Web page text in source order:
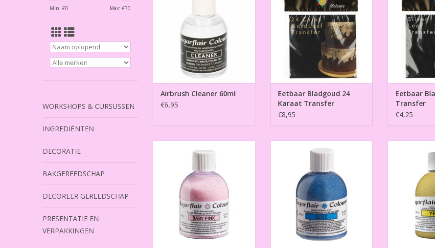
Min: €0 Max: €30
WORKSHOPS & CURSUSSEN
INGREDIËNTEN
DECORATIE
BAKGEREEDSCHAP
DECOREER GEREEDSCHAP
PRESENTATIE EN
VERPAKKINGEN
Airbrush Cleaner 60ml
€6,95
TOEVOEGEN AAN WINKELWAGEN
Eetbaar Bladgoud 24
Karaat Transfer
€8,95
Eetbaar
Transfer
€4,25
TOEVOEGEN